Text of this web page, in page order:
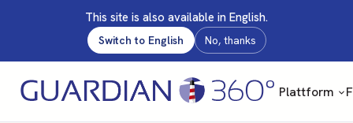
This site is also available in English.
Switch to English No, thanks
Plattform